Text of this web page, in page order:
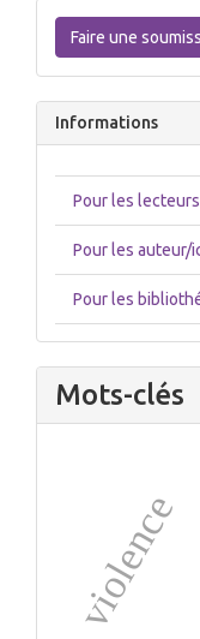
une
soumission
Faire une
Informations
Pour les lecteurs
Pour les auteur/
Pour les
Mots-clés
violence